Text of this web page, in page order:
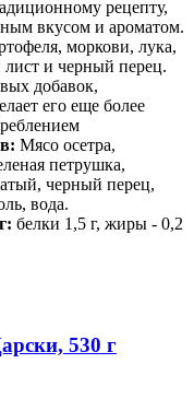
рецепту,
вкусом и ароматом.
моркови, лука,
и черный перец.
добавок,
его еще более
Мясо осетра,
петрушка,
черный перец,
вода.
белки 1,5 г, жиры - 0,2
530 г